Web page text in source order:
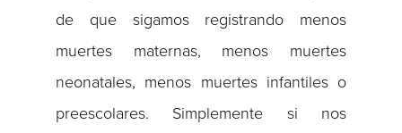
de que sigamos registrando menos
muertes maternas, menos muertes
neonatales, menos muertes infantiles o
preescolares. Simplemente si nos